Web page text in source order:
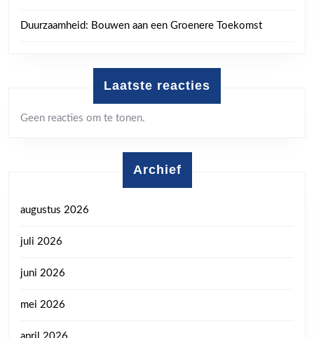
Duurzaamheid: Bouwen aan een Groenere Toekomst
Laatste reacties
Geen reacties om te tonen.
Archief
augustus 2026
juli 2026
juni 2026
mei 2026